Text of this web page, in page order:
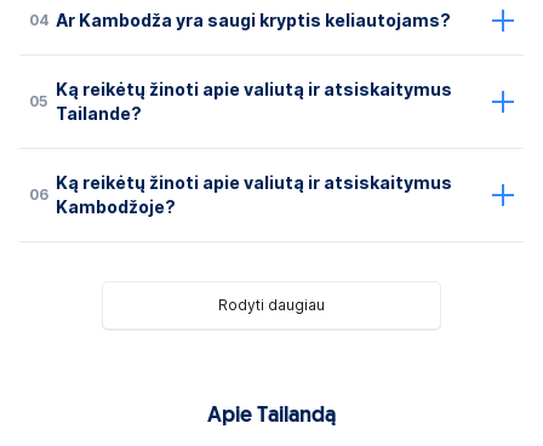
04 Ar Kambodža yra saugi kryptis keliautojams?
05
Ką reikėtų žinoti apie valiutą ir atsiskaitymus
Tailande?
06
Ką reikėtų žinoti apie valiutą ir atsiskaitymus
Kambodžoje?
Rodyti daugiau
Apie Tailandą